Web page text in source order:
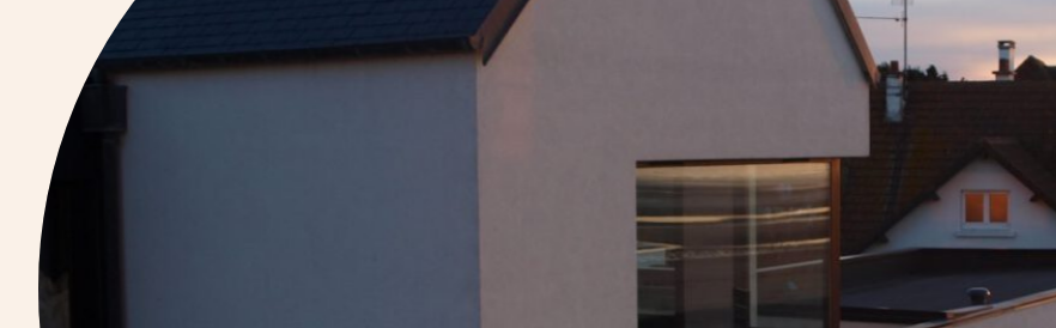
clients LE BORD DE MER